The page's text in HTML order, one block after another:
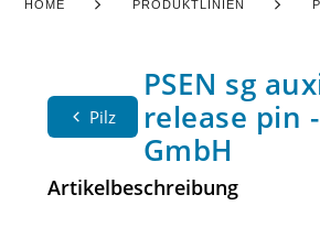
HOME PRODUKTLINIEN
Pilz
PSEN sg
release pin
GmbH
Artikelbeschreibung